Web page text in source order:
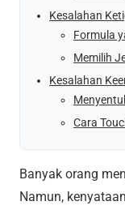
Kesalahan
Formula
Memilih
Kesalahan
Cara
Banyak orang
Namun,